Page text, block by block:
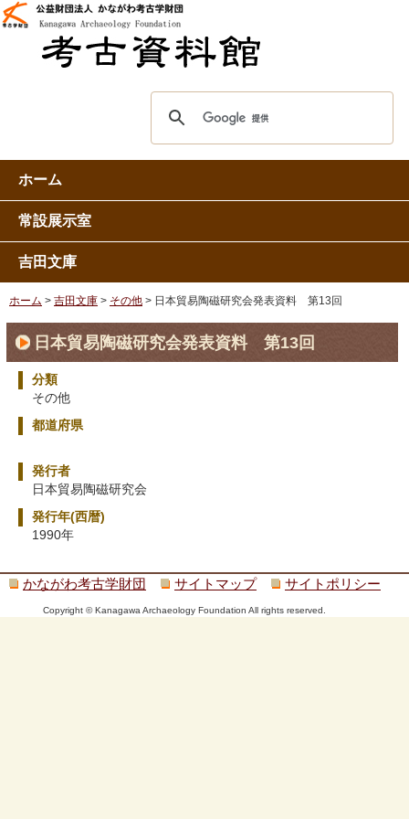
ホーム
常設展示室
吉田文庫
ホーム > 吉田文庫 > その他 > 日本貿易陶磁研究会発表資料 第13回
日本貿易陶磁研究会発表資料 第13回
分類
その他
都道府県
発行者
日本貿易陶磁研究会
発行年(西暦)
1990年
かながわ考古学財団 サイトマップ サイトポリシー
Copyright © Kanagawa Archaeology Foundation All rights reserved.